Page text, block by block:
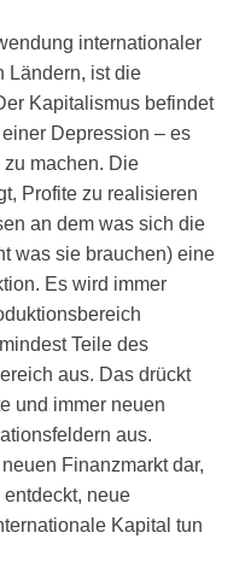
internationaler
Ländern, ist die
Kapitalismus befindet
Depression – es
machen. Die
Profite zu realisieren
an dem was sich die
was sie brauchen) eine
Es wird immer
Teile des
aus. Das drückt
und immer neuen
aus.
Finanzmarkt dar,
neue
Kapital tun